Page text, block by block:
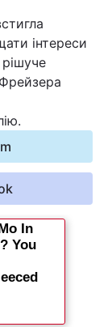
інтереси